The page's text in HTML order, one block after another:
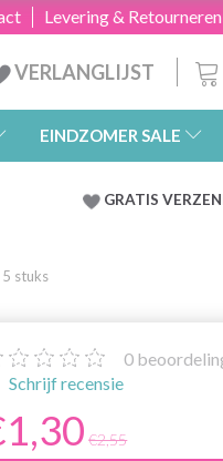
Levering & Retourneren
VERLANGLIJST
EINDZOMER SALE
GRATIS
5 stuks
0
Schrijf recensie
€2,55